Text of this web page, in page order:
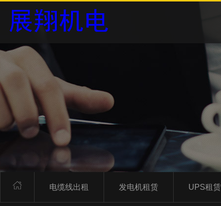
电缆线出租 发电机租赁 UPS租赁